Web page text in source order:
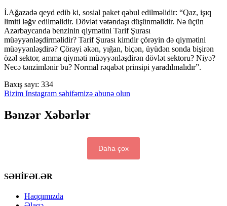
İ.Ağazadə qeyd edib ki, sosial paket qəbul edilməlidir: “Qaz, işıq
limiti ləğv edilməlidir. Dövlət vətəndaşı düşünməlidir. Nə üçün
Azərbaycanda benzinin qiymətini Tarif Şurası
müəyyənləşdirməlidir? Tarif Şurası kimdir çörəyin də qiymətini
müəyyənləşdirə? Çörəyi əkən, yığan, biçən, üyüdən sonda bişirən
özəl sektor, amma qiyməti müəyyənləşdirən dövlət sektoru? Niyə?
Necə tənzimlənir bu? Normal rəqabət prinsipi yaradılmalıdır”.
Baxış sayı: 334
Bizim Instagram səhifəmizə abunə olun
Bənzər Xəbərlər
Daha çox
SƏHİFƏLƏR
Haqqımızda